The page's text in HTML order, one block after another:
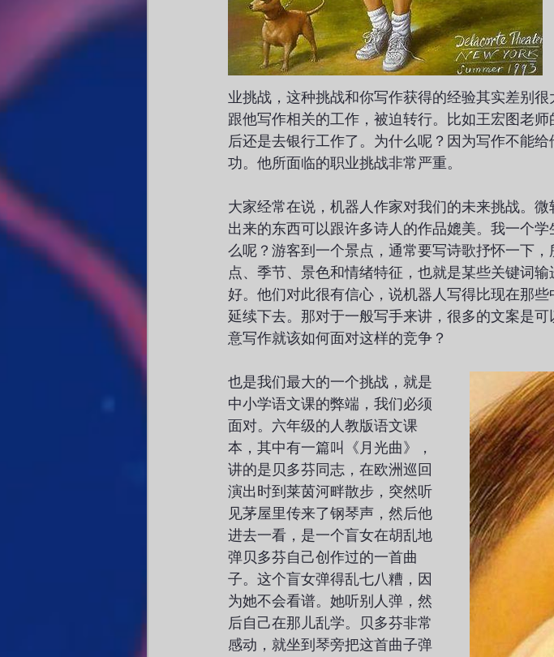
业挑战，这种挑战和你写作获得的经验其实差别
跟他写作相关的工作，被迫转行。比如王宏图老
后还是去银行工作了。为什么呢？因为写作不能
功。他所面临的职业挑战非常严重。
大家经常在说，机器人作家对我们的未来挑战。
出来的东西可以跟许多诗人的作品媲美。我一个
么呢？游客到一个景点，通常要写诗歌抒怀一下
点、季节、景色和情绪特征，也就是某些关键词
好。他们对此很有信心，说机器人写得比现在那
延续下去。那对于一般写手来讲，很多的文案是
意写作就该如何面对这样的竞争？
也是我们最大的一个挑战，就是
中小学语文课的弊端，我们必须
面对。六年级的人教版语文课
本，其中有一篇叫《月光曲》，
讲的是贝多芬同志，在欧洲巡回
演出时到莱茵河畔散步，突然听
见茅屋里传来了钢琴声，然后他
进去一看，是一个盲女在胡乱地
弹贝多芬自己创作过的一首曲
子。这个盲女弹得乱七八糟，因
为她不会看谱。她听别人弹，然
后自己在那儿乱学。贝多芬非常
感动，就坐到琴旁把这首曲子弹